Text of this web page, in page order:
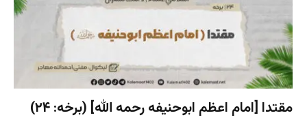
مقتدا [امام اعظم ابوحنیفه رحمه الله‎] (برخه: ۲۴)